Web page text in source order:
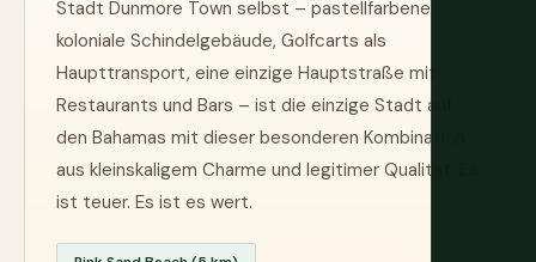
Stadt Dunmore Town selbst – pastellfarbene
koloniale Schindelgebäude, Golfcarts als
Haupttransport, eine einzige Hauptstraße mit
Restaurants und Bars – ist die einzige Stadt auf
den Bahamas mit dieser besonderen Kombination
aus kleinskaligem Charme und legitimer Qualität. Es
ist teuer. Es ist es wert.